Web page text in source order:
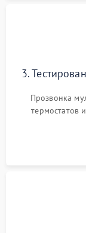
3.
Прозвонка
термостатов
модуля, реле,
индукции).